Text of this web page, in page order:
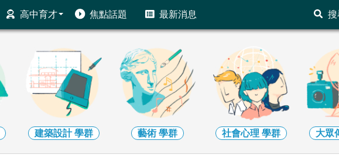
高中育才 焦點話題 最新消息 搜
藝術學群 社會心理學群 大眾傳播 學群 外